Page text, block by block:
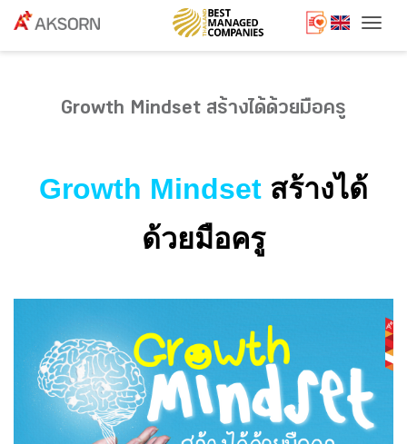
Growth Mindset สร้างได้ด้วยมือครู
Growth Mindset สร้างได้
ด้วยมือครู